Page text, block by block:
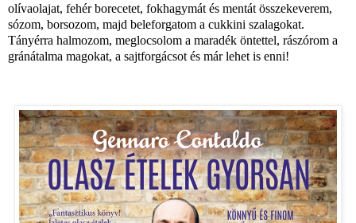
olívaolajat, fehér borecetet, fokhagymát és mentát összekeverem,
sózom, borsozom, majd beleforgatom a cukkini szalagokat.
Tányérra halmozom, meglocsolom a maradék öntettel, rászórom a
gránátalma magokat, a sajtforgácsot és már lehet is enni!